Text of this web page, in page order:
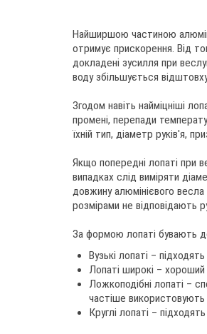
Найширшою частиною
отримує прискорення. Від
докладені зусилля при
воду збільшується
Згодом навіть найміцніші
промені, перепади
їхній тип, діаметр руків'я,
Якщо попередні лопаті при
випадках слід виміряти
довжину алюмінієвого
розмірами не відповідають
За формою лопаті бувають
Вузькі лопаті –
Лопаті широкі – хороший
Ложкоподібні лопаті –
частіше
Круглі лопаті –